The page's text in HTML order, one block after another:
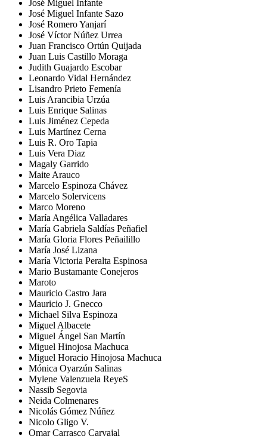
José Miguel Infante
José Miguel Infante Sazo
José Romero Yanjarí
José Víctor Núñez Urrea
Juan Francisco Ortún Quijada
Juan Luis Castillo Moraga
Judith Guajardo Escobar
Leonardo Vidal Hernández
Lisandro Prieto Femenía
Luis Arancibia Urzúa
Luis Enrique Salinas
Luis Jiménez Cepeda
Luis Martínez Cerna
Luis R. Oro Tapia
Luis Vera Diaz
Magaly Garrido
Maite Arauco
Marcelo Espinoza Chávez
Marcelo Solervicens
Marco Moreno
María Angélica Valladares
María Gabriela Saldías Peñafiel
María Gloria Flores Peñailillo
María José Lizana
María Victoria Peralta Espinosa
Mario Bustamante Conejeros
Maroto
Mauricio Castro Jara
Mauricio J. Gnecco
Michael Silva Espinoza
Miguel Albacete
Miguel Ángel San Martín
Miguel Hinojosa Machuca
Miguel Horacio Hinojosa Machuca
Mónica Oyarzún Salinas
Mylene Valenzuela ReyeS
Nassib Segovia
Neida Colmenares
Nicolás Gómez Núñez
Nicolo Gligo V.
Omar Carrasco Carvajal